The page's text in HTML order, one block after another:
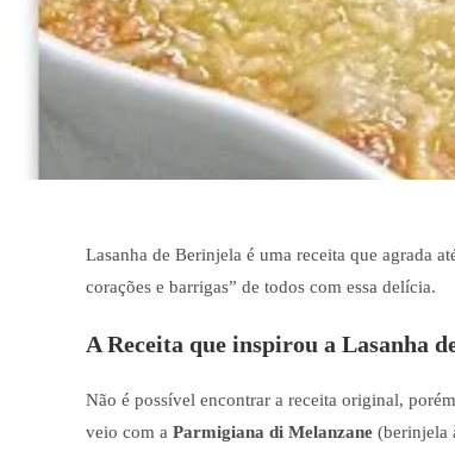
Lasanha de Berinjela é uma receita que agrada
corações e barrigas” de todos com essa delícia.
A Receita que inspirou a Lasanha
Não é possível encontrar a receita original,
veio com a Parmigiana di Melanzane (berinjela